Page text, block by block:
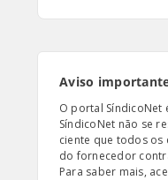
Aviso
O portal SíndicoNet
SíndicoNet não se
ciente que todos
do fornecedor
Para saber mais,